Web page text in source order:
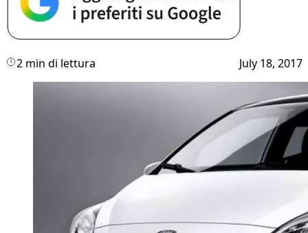
2 min di lettura July 18, 2017